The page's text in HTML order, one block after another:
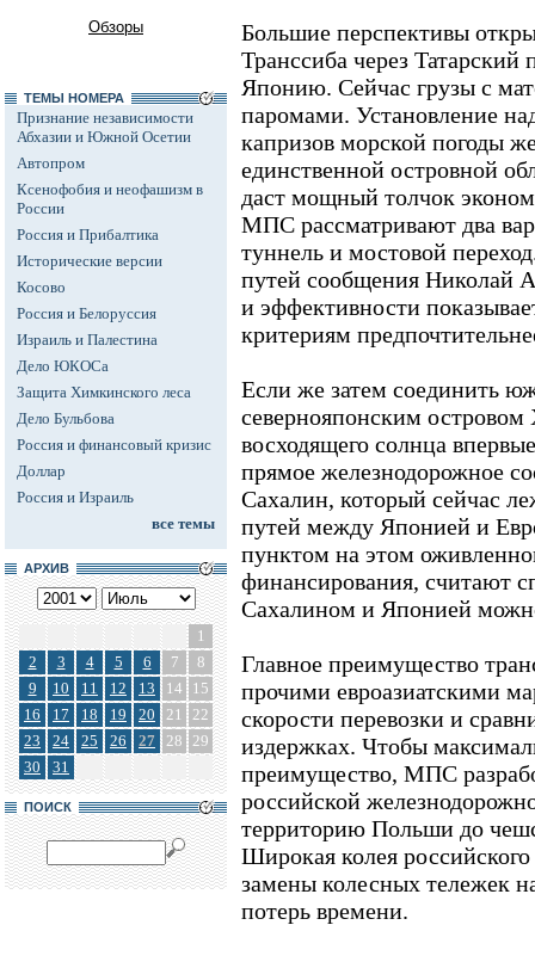
Обзоры
ТЕМЫ НОМЕРА
Признание независимости
Абхазии и Южной Осетии
Автопром
Ксенофобия и неофашизм в
России
Россия и Прибалтика
Исторические версии
Косово
Россия и Белоруссия
Израиль и Палестина
Дело ЮКОСа
Защита Химкинского леса
Дело Бульбова
Россия и финансовый кризис
Доллар
Россия и Израиль
все темы
АРХИВ
1
2
3 4 5 6 7
8
9
10 11 12 13 14
15
16
17 18 19 20 21
22
23
24 25 26 27 28 29
30
31
ПОИСК
Большие перспективы
Транссиба через
Японию. Сейчас грузы с
паромами. Установление
капризов морской погоды
единственной островной
даст мощный толчок
МПС рассматривают два
туннель и мостовой
путей сообщения Николай
и эффективности
критериям
Если же затем соединить
севернояпонским островом
восходящего солнца
прямое железнодорожное
Сахалин, который сейчас
путей между Японией и
пунктом на этом
финансирования, считают
Сахалином и Японией
Главное преимущество
прочими евроазиатскими
скорости перевозки и
издержках. Чтобы
преимущество, МПС
российской
территорию Польши до
Широкая колея российского
замены колесных тележек
потерь времени.